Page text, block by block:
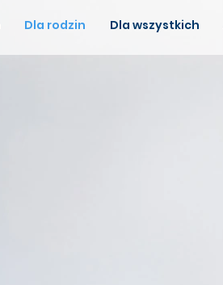
Dla rodzin Dla wszystkich